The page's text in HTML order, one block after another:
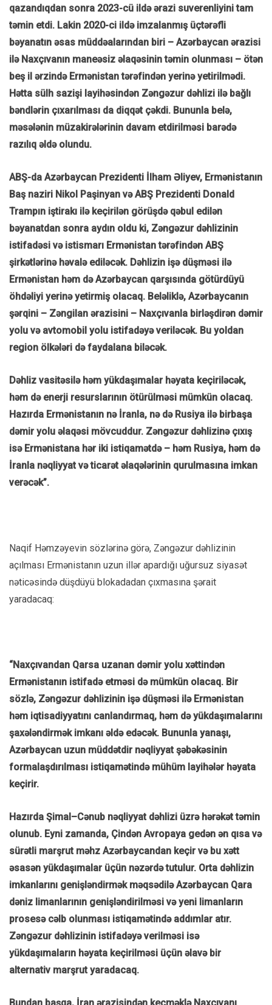
qazandıqdan sonra 2023-cü ildə ərazi suverenliyini tam
təmin etdi. Lakin 2020-ci ildə imzalanmış üçtərəfli
bəyanatın əsas müddəalarından biri – Azərbaycan ərazisi
ilə Naxçıvanın maneəsiz əlaqəsinin təmin olunması – ötən
beş il ərzində Ermənistan tərəfindən yerinə yetirilmədi.
Hətta sülh sazişi layihəsindən Zəngəzur dəhlizi ilə bağlı
bəndlərin çıxarılması da diqqət çəkdi. Bununla belə,
məsələnin müzakirələrinin davam etdirilməsi barədə
razılıq əldə olundu.
ABŞ-da Azərbaycan Prezidenti İlham Əliyev, Ermənistanın
Baş naziri Nikol Paşinyan və ABŞ Prezidenti Donald
Trampın iştirakı ilə keçirilən görüşdə qəbul edilən
bəyanatdan sonra aydın oldu ki, Zəngəzur dəhlizinin
istifadəsi və istismarı Ermənistan tərəfindən ABŞ
şirkətlərinə həvalə ediləcək. Dəhlizin işə düşməsi ilə
Ermənistan həm də Azərbaycan qarşısında götürdüyü
öhdəliyi yerinə yetirmiş olacaq. Beləliklə, Azərbaycanın
şərqini – Zəngilan ərazisini – Naxçıvanla birləşdirən dəmir
yolu və avtomobil yolu istifadəyə veriləcək. Bu yoldan
region ölkələri də faydalana biləcək.
Dəhliz vasitəsilə həm yükdaşımalar həyata keçiriləcək,
həm də enerji resurslarının ötürülməsi mümkün olacaq.
Hazırda Ermənistanın nə İranla, nə də Rusiya ilə birbaşa
dəmir yolu əlaqəsi mövcuddur. Zəngəzur dəhlizinə çıxış
isə Ermənistana hər iki istiqamətdə – həm Rusiya, həm də
İranla nəqliyyat və ticarət əlaqələrinin qurulmasına imkan
verəcək”.
Naqif Həmzəyevin sözlərinə görə, Zəngəzur dəhlizinin
açılması Ermənistanın uzun illər apardığı uğursuz siyasət
nəticəsində düşdüyü blokadadan çıxmasına şərait
yaradacaq:
“Naxçıvandan Qarsa uzanan dəmir yolu xəttindən
Ermənistanın istifadə etməsi də mümkün olacaq. Bir
sözlə, Zəngəzur dəhlizinin işə düşməsi ilə Ermənistan
həm iqtisadiyyatını canlandırmaq, həm də yükdaşımalarını
şaxələndirmək imkanı əldə edəcək. Bununla yanaşı,
Azərbaycan uzun müddətdir nəqliyyat şəbəkəsinin
formalaşdırılması istiqamətində mühüm layihələr həyata
keçirir.
Hazırda Şimal–Cənub nəqliyyat dəhlizi üzrə hərəkət təmin
olunub. Eyni zamanda, Çindən Avropaya gedən ən qısa və
sürətli marşrut məhz Azərbaycandan keçir və bu xətt
əsasən yükdaşımalar üçün nəzərdə tutulur. Orta dəhlizin
imkanlarını genişləndirmək məqsədilə Azərbaycan Qara
dəniz limanlarının genişləndirilməsi və yeni limanların
prosesə cəlb olunması istiqamətində addımlar atır.
Zəngəzur dəhlizinin istifadəyə verilməsi isə
yükdaşımaların həyata keçirilməsi üçün əlavə bir
alternativ marşrut yaradacaq.